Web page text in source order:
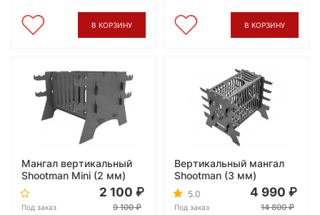
В КОРЗИНУ В КОРЗИНУ
Мангал вертикальный
Shootman Mini (2 мм)
Под заказ
2 100
9 100
Вертикальный мангал
Shootman (3 мм)
5.0
Под заказ
4 990
14 800